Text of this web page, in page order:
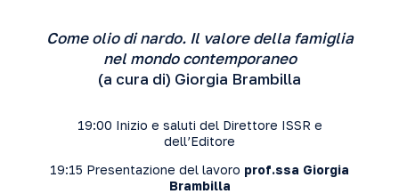
Come olio di nardo. Il valore della famiglia
nel mondo contemporaneo
(a cura di) Giorgia Brambilla
19:00 Inizio e saluti del Direttore ISSR e
dell’Editore
19:15 Presentazione del lavoro prof.ssa Giorgia
Brambilla